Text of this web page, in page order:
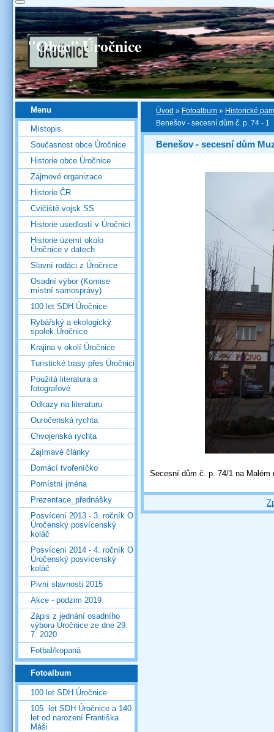
"Obec" Úročnice
Úvod » Fotoalbum » Historické
Benešov - secesní dům č. p. 74 - 1
Benešov - secesní dům
Secesní dům č. p. 74/1 na
Menu
Místopis
Současnost obce Úročnice
Historie obce Úročnice
Zájmové organizace
Historie ČR
Cvičiště vojsk SS
Historie usedlostí v Úročnici
Historie území okolo
Úročnice v datech
Slavní rodáci z Úročnice
Osadní výbor (Komise
místní samosprávy)
100 let SDH Úročnice
Rybářský a ekologický
spolek Úročnice
Krajina v okolí Úročnice
Turistické trasy přes Úročnici
Použitá literatura a
fotografové
Odkazy na literaturu
Ouročenská rychta
Chvojenská rychta
Zajímavé články
Domácí tvořeníčko
Pomístní jména
Prezentace_přednášky
Posvícení 2013 - 3. ročník O
Úročenský posvícenský
koláč
Posvícení 2014 - 4. ročník O
Úročenský posvícenský
koláč
Pivní slavnosti 2015
Akce - podzim 2019
Zápis z jednání osadního
výboru Úročnice ze dne 29.
7. 2020
Fotbal/kopaná
Fotoalbum
100 let SDH Úročnice
105. let SDH Úročnice a 140.
let od narození Františka
Máši